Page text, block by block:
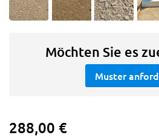
Möchten Sie es
Muster
288,00 €